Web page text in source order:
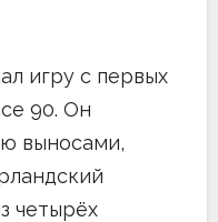
игру с первых
90. Он
выносами,
четырёх